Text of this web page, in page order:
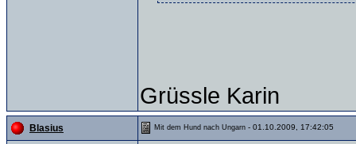
Grüssle Karin
Blasius Mit dem Hund nach Ungarn - 01.10.2009, 17:42:05